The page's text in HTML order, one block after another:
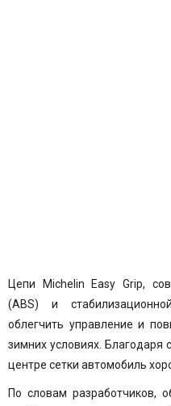
Цепи Michelin Easy Grip,
(ABS) и
облегчить управление и
зимних условиях.
центре сетки автомобиль
По словам разработчиков,